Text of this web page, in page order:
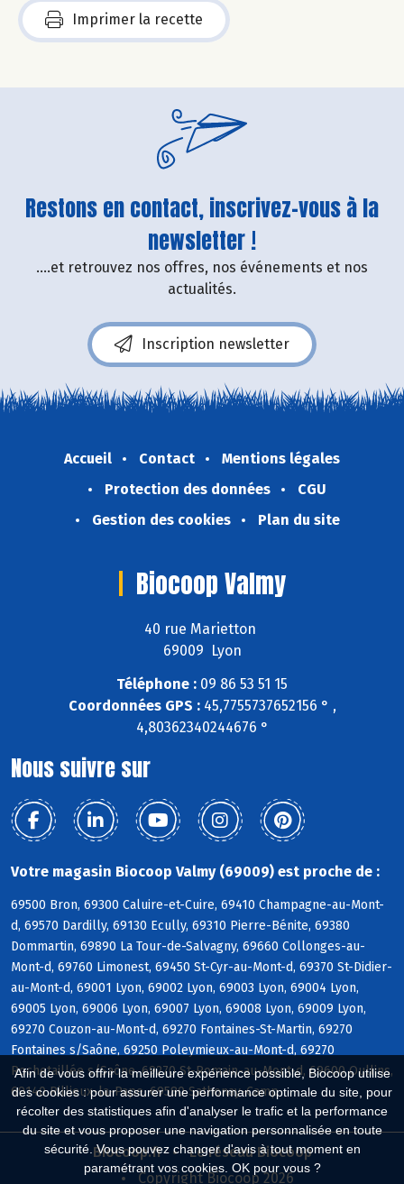
Afin de vous offrir la meilleure expérience possible, Biocoop utilise
des cookies : pour assurer une performance optimale du site, pour
récolter des statistiques afin d'analyser le trafic et la performance
du site et vous proposer une navigation personnalisée en toute
sécurité. Vous pouvez changer d'avis à tout moment en
paramétrant vos cookies. OK pour vous ?
Imprimer la recette
Restons en contact, inscrivez-vous à la
newsletter !
....et retrouvez nos offres, nos événements et nos
actualités.
Inscription newsletter
Accueil Contact
Mentions légales
Protection des données
CGU
Gestion des cookies
Plan du site
Biocoop Valmy
40 rue Marietton
69009 Lyon
Téléphone : 09 86 53 51 15
Coordonnées GPS :45,7755737652156 ° ,
4,80362340244676 °
Nous suivre sur
Votre magasin Biocoop Valmy (69009) est proche de :
69500 Bron, 69300 Caluire-et-Cuire, 69410 Champagne-au-Mont-
d, 69570 Dardilly, 69130 Ecully, 69310 Pierre-Bénite, 69380
Dommartin, 69890 La Tour-de-Salvagny, 69660 Collonges-au-
Mont-d, 69760 Limonest, 69450 St-Cyr-au-Mont-d, 69370 St-Didier-
au-Mont-d, 69001 Lyon, 69002 Lyon, 69003 Lyon, 69004 Lyon,
69005 Lyon, 69006 Lyon, 69007 Lyon, 69008 Lyon, 69009 Lyon,
69270 Couzon-au-Mont-d, 69270 Fontaines-St-Martin, 69270
Fontaines s/Saône, 69250 Poleymieux-au-Mont-d, 69270
Rochetaillée s/Saône, 69270 St-Romain-au-Mont-d, 69600 Oullins,
69140 Rillieux-la-Pape, 69580 Sathonay-Camp
Biocoop.fr
Le réseau Biocoop
Copyright Biocoop 2026